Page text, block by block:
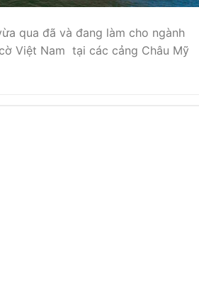
qua đã và đang làm cho ngành
Việt Nam tại các cảng Châu Mỹ